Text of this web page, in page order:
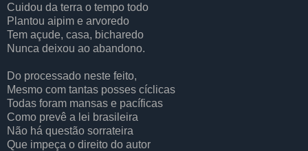
Cuidou da terra o tempo todo
Plantou aipim e arvoredo
Tem açude, casa, bicharedo
Nunca deixou ao abandono.
Do processado neste feito,
Mesmo com tantas posses cíclicas
Todas foram mansas e pacíficas
Como prevê a lei brasileira
Não há questão sorrateira
Que impeça o direito do autor